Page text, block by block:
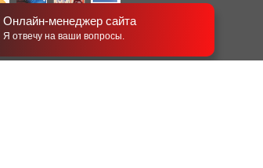
Онлайн-менеджер сайта
Я отвечу на ваши вопросы.